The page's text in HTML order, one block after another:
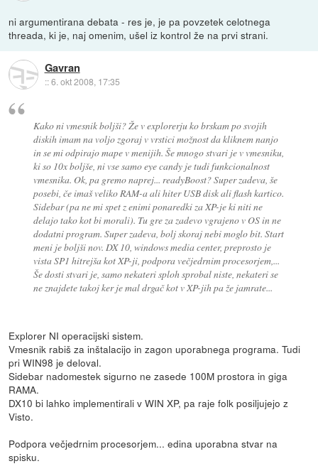
ni argumentirana debata - res je, je pa povzetek celotnega
threada, ki je, naj omenim, ušel iz kontrol že na prvi strani.
Gavran
::6. okt 2008, 17:35
Kako ni vmesnik boljši? Že v explorerju ko brskam po svojih
diskih imam na voljo zgoraj v vrstici možnost da kliknem nanjo
in se mi odpirajo mape v menijih. Še mnogo stvari je v vmesniku,
ki so 10x boljše, ni vse samo eye candy je tudi funkcionalnost
vmesnika. Ok, pa gremo naprej... readyBoost? Super zadeva, še
posebi, če imaš veliko RAM-a ali hiter USB disk ali flash kartico.
Sidebar (pa ne mi spet z enimi ponaredki za XP-je ki niti ne
delajo tako kot bi morali). Tu gre za zadevo vgrajeno v OS in ne
dodatni program. Super zadeva, bolj skoraj nebi moglo bit. Start
meni je boljši nov. DX 10, windows media center, preprosto je
vista SP1 hitrejša kot XP-ji, podpora večjedrnim procesorjem,...
Še dosti stvari je, samo nekateri sploh sprobal niste, nekateri se
ne znajdete takoj ker je mal drgač kot v XP-jih pa že jamrate...
Explorer NI operacijski sistem.
Vmesnik rabiš za inštalacijo in zagon uporabnega programa. Tudi
pri WIN98 je deloval.
Sidebar nadomestek sigurno ne zasede 100M prostora in giga
RAMA.
DX10 bi lahko implementirali v WIN XP, pa raje folk posiljujejo z
Visto.
Podpora večjedrnim procesorjem... edina uporabna stvar na
spisku.